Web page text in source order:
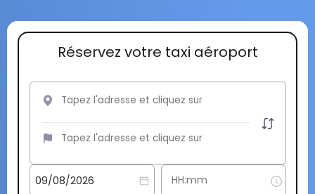
Réservez votre taxi aéroport